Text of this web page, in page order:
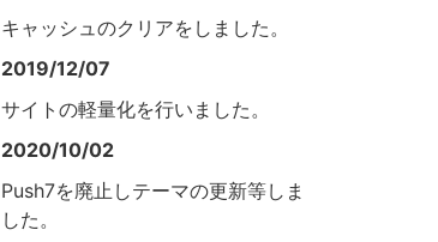
キャッシュのクリアをしました。
2019/12/07
サイトの軽量化を行いました。
2020/10/02
Push7を廃止しテーマの更新等しま
した。